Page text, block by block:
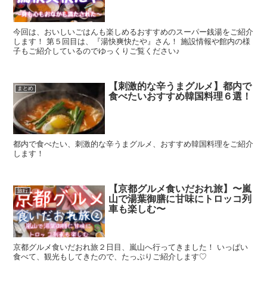
今回は、おいしいごはんも楽しめるおすすめのスーパー銭湯をご紹介
します！ 第５回目は、『湯快爽快たや』さん！ 施設情報や館内の様
子もご紹介しているのでゆっくりご覧ください♪
まとめ
【刺激的な辛うまグルメ】都内で
食べたいおすすめ韓国料理６選！
都内で食べたい、刺激的な辛うまグルメ、おすすめ韓国料理をご紹介
します！
旅行
【京都グルメ食いだおれ旅】〜嵐
山で湯葉御膳に甘味にトロッコ列
車も楽しむ〜
京都グルメ食いだおれ旅２日目、嵐山へ行ってきました！ いっぱい
食べて、観光もしてきたので、たっぷりご紹介します♡